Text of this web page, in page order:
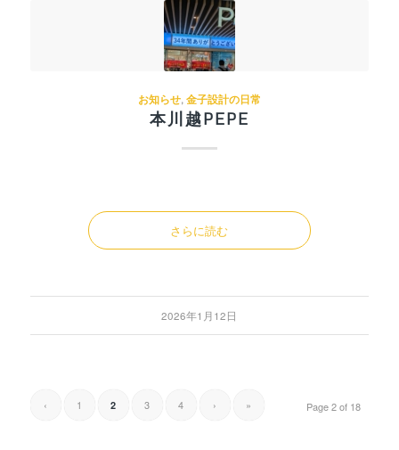
お知らせ, 金子設計の日常
本川越PEPE
さらに読む
2026年1月12日
Page 2 of 18
‹ 1 2 3 4 › »